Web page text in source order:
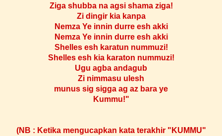
Ziga shubba na agsi shama ziga!
Zi dingir kia kanpa
Nemza Ye innin durre esh akki
Nemza Ye innin durre esh akki
Shelles esh karatun nummuzi!
Shelles esh kia karaton nummuzi!
Ugu agba andagub
Zi nimmasu ulesh
munus sig sigga ag az bara ye
Kummu!"
(NB : Ketika mengucapkan kata terakhir "KUMMU"